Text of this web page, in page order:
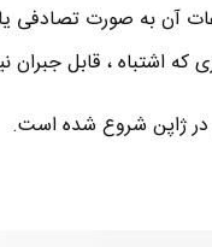
آن به صورت تصادفی
که اشتباه ، قابل
ژاپن شروع شده است.